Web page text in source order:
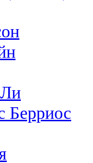
Берриос